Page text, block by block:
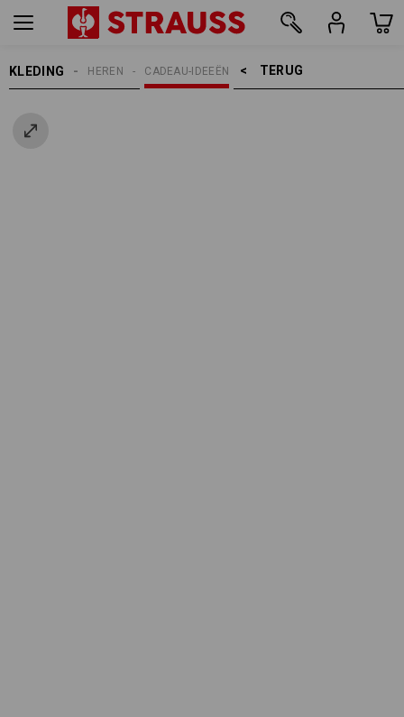
KLEDING TERUG    >
CADEAU-IDEEËN
HEREN